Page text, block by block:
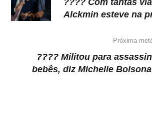
???? Com tantas
Alckmin esteve na
Próxima
???? Militou para
bebês, diz Michelle